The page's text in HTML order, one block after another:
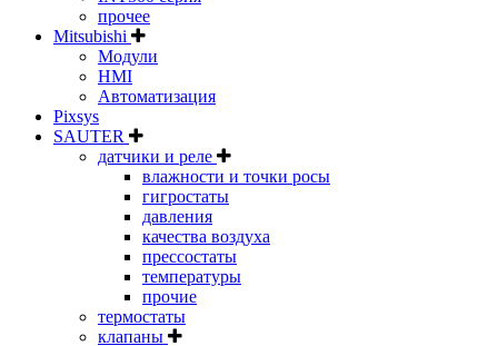
прочее
Mitsubishi
Модули
HMI
Автоматизация
Pixsys
SAUTER
датчики и реле
влажности и точки росы
гигростаты
давления
качества воздуха
прессостаты
температуры
прочие
термостаты
клапаны